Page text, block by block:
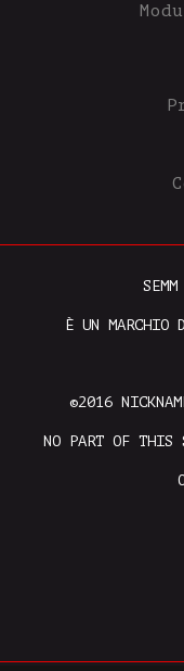
È UN MARCHIO
©2016
NO PART OF THIS